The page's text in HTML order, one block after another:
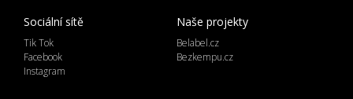
Sociální sítě
Tik Tok
Facebook
Instagram
Naše projekty
Belabel.cz
Bezkempu.cz